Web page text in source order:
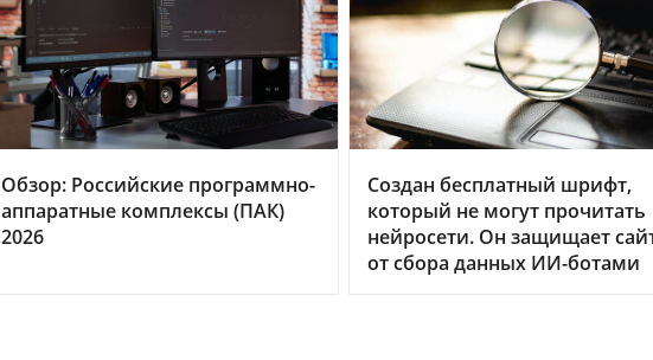
Обзор: Российские программно-
аппаратные комплексы (ПАК)
2026
Создан бесплатный шрифт,
который не могут прочитать
нейросети. Он защищает
от сбора данных ИИ-ботами